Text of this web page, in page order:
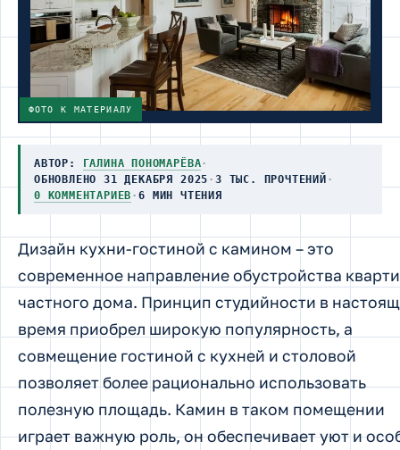
ФОТО К МАТЕРИАЛУ
АВТОР: ГАЛИНА ПОНОМАРЁВА·
ОБНОВЛЕНО 31 ДЕКАБРЯ 2025 · 3 ТЫС. ПРОЧТЕНИЙ ·
0 КОММЕНТАРИЕВ ·6 МИН ЧТЕНИЯ
Дизайн кухни-гостиной с камином – это
современное направление обустройства
частного дома. Принцип студийности в
время приобрел широкую популярность, а
совмещение гостиной с кухней и столовой
позволяет более рационально использовать
полезную площадь. Камин в таком помещении
играет важную роль, он обеспечивает уют и